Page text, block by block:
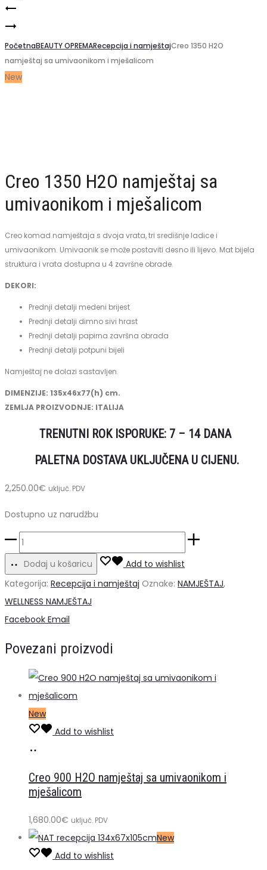
Product
navigation
134x67x105cm
Creo
900
H2O
namještaj
PočetnaBEAUTY OPREMARecepcija i namještajCreo 1350 H2O
namještaj sa umivaonikom i mješalicom
New
Creo 1350 H2O namještaj sa
umivaonikom i mješalicom
Creo komad namještaja s dvoja vrata, tri središnje ladice i
umivaonikom. Umivaonik se može postaviti desno ili lijevo. Mat bijela
struktura i vrata dostupna u 4 završne obrade.
DEKORI:
Prednji detalji medeni brijest
Prednji detalji dimno sivi hrast
Prednji detalji papirna završna obrada
Prednji detalji potpuni bijeli
Namještaj ne dolazi sastavljen.
DIMENZIJE: 135x46x77(h) cm.
ZEMLJA PROIZVODNJE: ITALIJA
TRENUTNI ROK ISPORUKE: 7 – 14 DANA
PALETNA DOSTAVA UKLJUČENA U CIJENU.
2,250.00€ uključ. PDV
Dostupno uz narudžbu
Creo
1350
H2O
Dodaj u košaricu
Add to wishlist
Kategorija: Recepcija i namještaj Oznake: NAMJEŠTAJ,
WELLNESS NAMJEŠTAJ
Share
Facebook Email
Povezani proizvodi
New
Add to wishlist
košaricu
Creo 900 H2O namještaj sa umivaonikom i
mješalicom
1,680.00€ uključ. PDV
New
Add to wishlist